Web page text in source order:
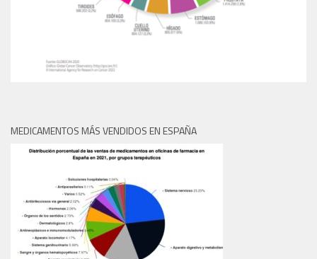
MEDICAMENTOS MÁS VENDIDOS EN ESPAÑA